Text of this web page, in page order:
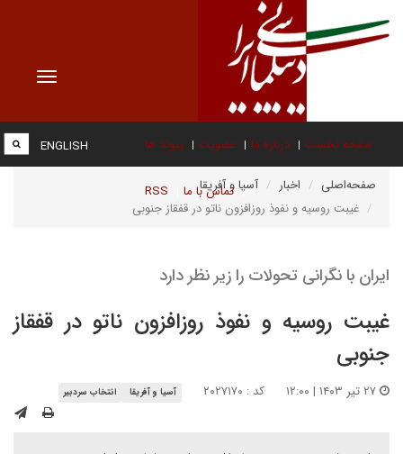
Toggle
صفحه نخست درباره ما عضویت پیوند ها
تماس با ما RSS
ENGLISH
صفحه‌اصلی اخبار
آسیا و آفریقا
غیبت روسیه و نفوذ روزافزون ناتو در قفقاز جنوبی
ایران با نگرانی تحولات را زیر نظر دارد
غیبت روسیه و نفوذ روزافزون ناتو در قفقاز
جنوبی
کد : ۲۰۲۷۱۷۰ آسیا و آفریقا انتخاب سردبیر